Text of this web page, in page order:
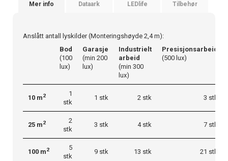
Mer info Dataark LEDlife Tilbehør
Anslått antall lyskilder (Monteringshøyde 2,4 m):
Bod
(100
lux)
Garasje
(min 200
lux)
Industrielt
arbeid
(min 300
lux)
Presisjonsarbeid
(500 lux)
10 m2
1
stk
1 stk 2 stk 3 stk
25 m2
2
stk
3 stk 4 stk 7 stk
100 m2
5
stk
9 stk 13 stk 21 stk